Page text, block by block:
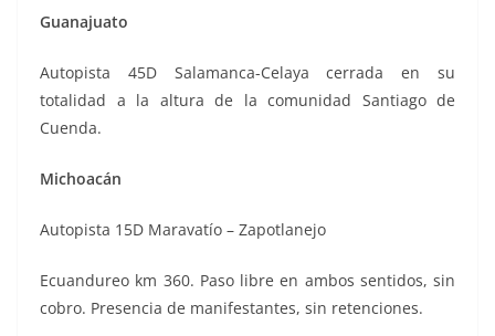
Guanajuato
Autopista 45D Salamanca-Celaya cerrada en su
totalidad a la altura de la comunidad Santiago de
Cuenda.
Michoacán
Autopista 15D Maravatío – Zapotlanejo
Ecuandureo km 360. Paso libre en ambos sentidos, sin
cobro. Presencia de manifestantes, sin retenciones.